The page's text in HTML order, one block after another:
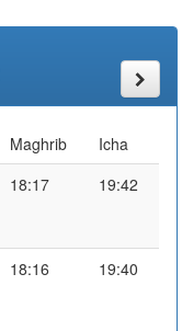
Maghrib
Icha
18:17 19:42
18:16 19:40